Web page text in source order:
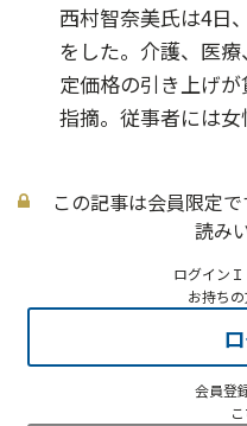
西村智奈美氏は4日
をした。介護、医
定価格の引き上げ
指摘。従事者には
この記事は会員限定
読み
ログイン
お持ち
会員登